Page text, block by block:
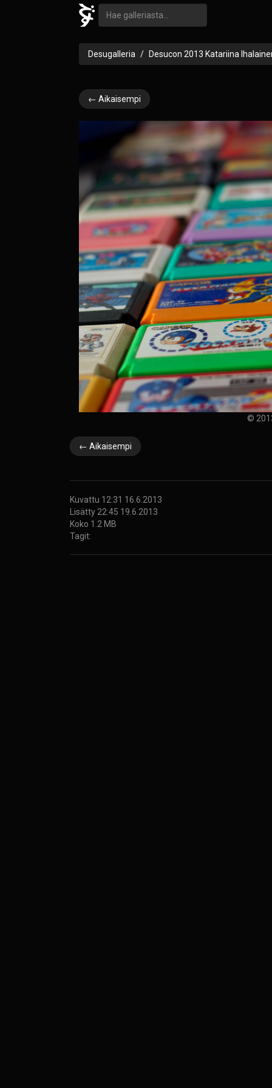
Desugalleria Desucon 2013 Katariina
← Aikaisempi
©
← Aikaisempi
Kuvattu 12:31 16.6.2013
Lisätty 22:45 19.6.2013
Koko 1.2 MB
Tagit: